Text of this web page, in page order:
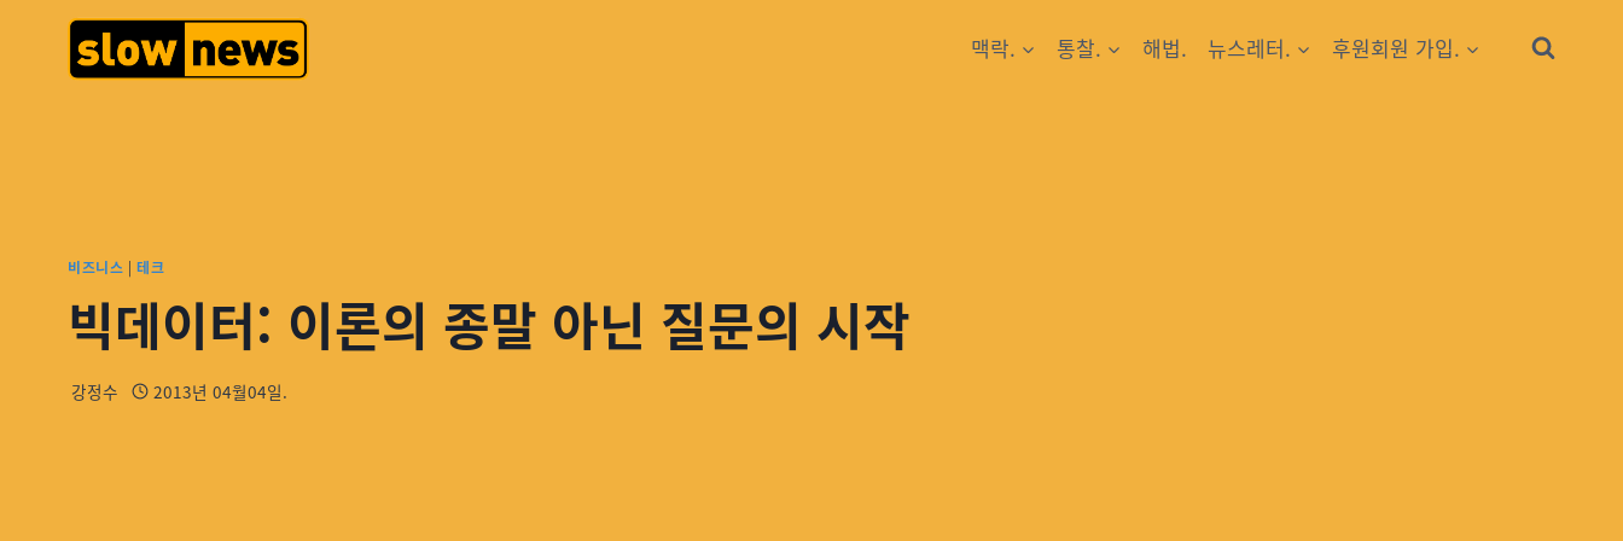
맥락. 통찰. 해법. 뉴스레터. 후원회원 가입.
비즈니스 |테크
빅데이터: 이론의 종말 아닌 질문의 시작
강정수 2013년 04월04일.